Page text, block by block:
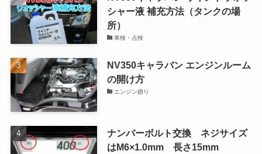
シャー液 補充方法（タンクの場
所）
車検・点検
NV350キャラバン エンジンルーム
の開け方
エンジン廻り
ナンバーボルト交換 ネジサイズ
はM6×1.0mm 長さ15mm